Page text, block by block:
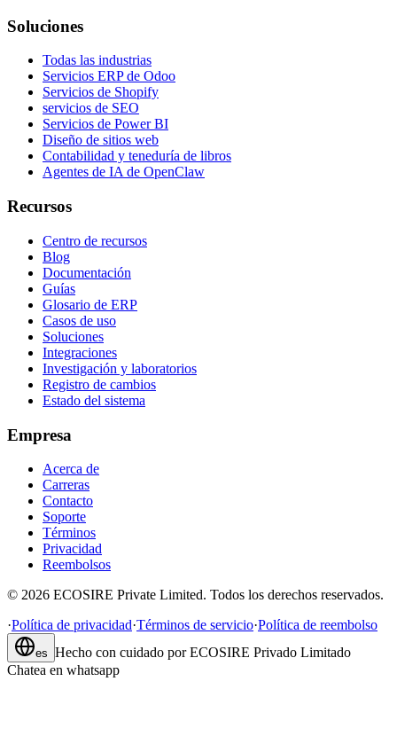
Soluciones
Todas las industrias
Servicios ERP de Odoo
Servicios de Shopify
servicios de SEO
Servicios de Power BI
Diseño de sitios web
Contabilidad y teneduría de libros
Agentes de IA de OpenClaw
Recursos
Centro de recursos
Blog
Documentación
Guías
Glosario de ERP
Casos de uso
Soluciones
Integraciones
Investigación y laboratorios
Registro de cambios
Estado del sistema
Empresa
Acerca de
Carreras
Contacto
Soporte
Términos
Privacidad
Reembolsos
© 2026 ECOSIRE Private Limited. Todos los derechos reservados.
·Política de privacidad·Términos de servicio·Política de reembolso
es Hecho con cuidado por ECOSIRE Privado Limitado
Chatea en whatsapp